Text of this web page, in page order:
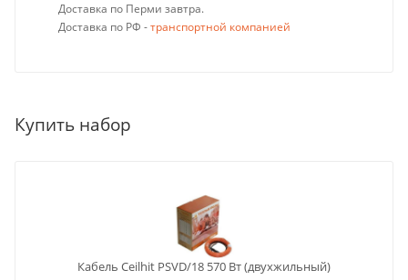
Доставка по Перми завтра.
Доставка по РФ -транспортной компанией
Купить набор
Кабель Ceilhit PSVD/18 570 Вт (двухжильный)